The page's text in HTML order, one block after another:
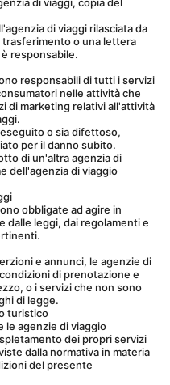
trasferimento o una lettera
responsabile.
nelle attività che
di marketing relativi all'attività
per il danno subito.
dell'agenzia di viaggio
dalle leggi, dai regolamenti e
di prenotazione e
o i servizi che non sono
di legge.
turistico
dei propri servizi
dalla normativa in materia
del presente